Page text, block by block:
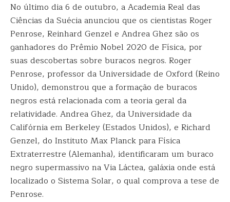
No último dia 6 de outubro, a Academia Real das
Ciências da Suécia anunciou que os cientistas Roger
Penrose, Reinhard Genzel e Andrea Ghez são os
ganhadores do Prêmio Nobel 2020 de Física, por
suas descobertas sobre buracos negros. Roger
Penrose, professor da Universidade de Oxford (Reino
Unido), demonstrou que a formação de buracos
negros está relacionada com a teoria geral da
relatividade. Andrea Ghez, da Universidade da
Califórnia em Berkeley (Estados Unidos), e Richard
Genzel, do Instituto Max Planck para Física
Extraterrestre (Alemanha), identificaram um buraco
negro supermassivo na Via Láctea, galáxia onde está
localizado o Sistema Solar, o qual comprova a tese de
Penrose.